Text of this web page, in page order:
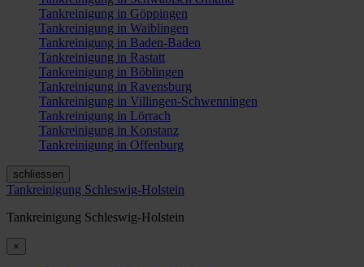
Tankreinigung in Göppingen
Tankreinigung in Waiblingen
Tankreinigung in Baden-Baden
Tankreinigung in Rastatt
Tankreinigung in Böblingen
Tankreinigung in Ravensburg
Tankreinigung in Villingen-Schwenningen
Tankreinigung in Lörrach
Tankreinigung in Konstanz
Tankreinigung in Offenburg
schliessen
Tankreinigung Schleswig-Holstein
Tankreinigung Schleswig-Holstein
×